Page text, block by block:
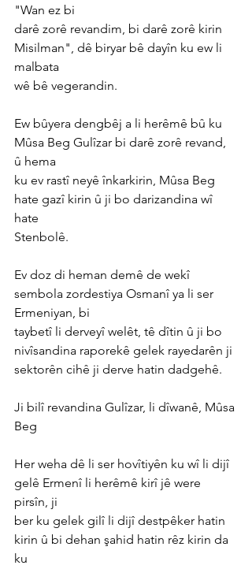
"Wan ez bi
darê zorê revandim, bi darê zorê kirin
Misilman", dê biryar bê dayîn ku ew li
malbata
wê bê vegerandin.
Ew bûyera dengbêj a li herêmê bû ku
Mûsa Beg Gulîzar bi darê zorê revand,
û hema
ku ev rastî neyê înkarkirin, Mûsa Beg
hate gazî kirin û ji bo darizandina wî
hate
Stenbolê.
Ev doz di heman demê de wekî
sembola zordestiya Osmanî ya li ser
Ermeniyan, bi
taybetî li derveyî welêt, tê dîtin û ji bo
nivîsandina raporekê gelek rayedarên ji
sektorên cihê ji derve hatin dadgehê.
Ji bilî revandina Gulîzar, li dîwanê, Mûsa
Beg
Her weha dê li ser hovîtiyên ku wî li dijî
gelê Ermenî li herêmê kirî jê were
pirsîn, ji
ber ku gelek gilî li dijî destpêker hatin
kirin û bi dehan şahid hatin rêz kirin da
ku